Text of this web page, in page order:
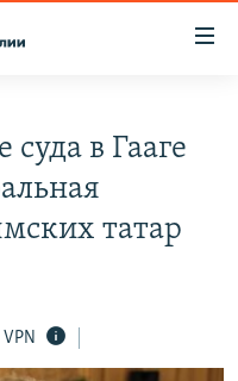
СОПРОТИВЛЕНИЯ
в Гааге
татар